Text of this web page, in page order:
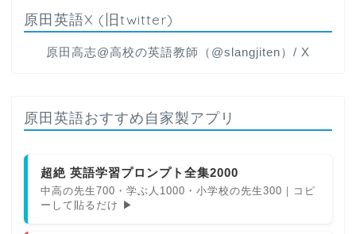
原田英語X (旧twitter)
原田高志@高校の英語教師（@slangjiten）/ X
原田英語おすすめ自家製アプリ
超絶 英語学習プロンプト全集2000
中高の先生700・学ぶ人1000・小学校の先生300｜コピ
ーして貼るだけ ▶